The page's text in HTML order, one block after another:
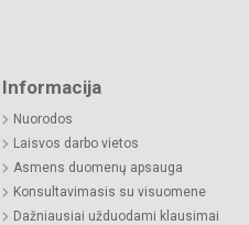
Informacija
Nuorodos
Laisvos darbo vietos
Asmens duomenų apsauga
Konsultavimasis su visuomene
Dažniausiai užduodami klausimai